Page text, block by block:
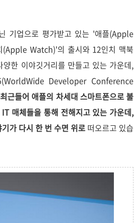
기업으로 평가받고 있는 '애플(Apple
(Apple Watch)'의 출시와 12인치 맥북
한 이야깃거리를 만들고 있는 가운데,
Developer Conference
최근들어 애플의 차세대 스마트폰으로 불
매체들을 통해 전해지고 있는 가운데,
가 다시 한 번 수면 위로 떠오르고 있습